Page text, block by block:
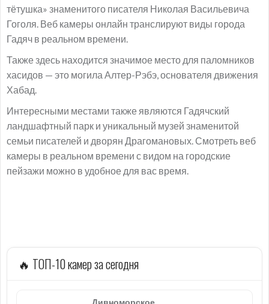
тётушка» знаменитого писателя Николая Васильевича
Гоголя. Веб камеры онлайн транслируют виды города
Гадяч в реальном времени.
Также здесь находится значимое место для паломников
хасидов — это могила Алтер-Рэбэ, основателя движения
Хабад.
Интересными местами также являются Гадячский
ландшафтный парк и уникальный музей знаменитой
семьи писателей и дворян Драгомановых. Смотреть веб
камеры в реальном времени с видом на городские
пейзажи можно в удобное для вас время.
🔥 ТОП-10 камер за сегодня
Дивноморское